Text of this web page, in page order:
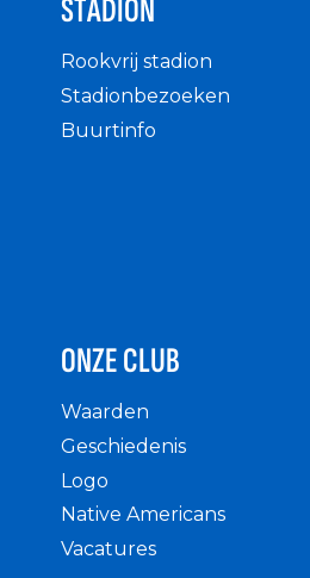
STADION
Rookvrij stadion
Stadionbezoeken
Buurtinfo
ONZE CLUB
Waarden
Geschiedenis
Logo
Native Americans
Vacatures